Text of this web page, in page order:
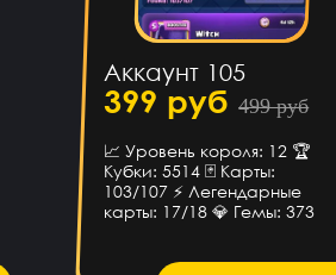
Аккаунт 105
399 руб499 руб
📈 Уровень короля: 12 🏆
Кубки: 5514 🃏 Карты:
103/107 ⚡ Легендарные
карты: 17/18 💎 Гемы: 373